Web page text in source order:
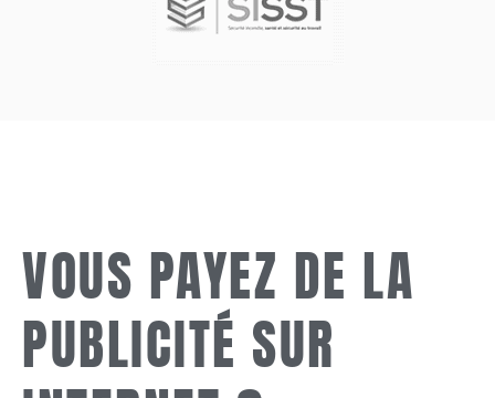
VOUS PAYEZ DE LA
PUBLICITÉ SUR